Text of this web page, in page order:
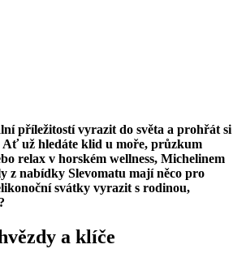
příležitostí vyrazit do světa a prohřát si
už hledáte klid u moře, průzkum
relax v horském wellness, Michelinem
z nabídky Slevomatu mají něco pro
svátky vyrazit s rodinou,
a klíče